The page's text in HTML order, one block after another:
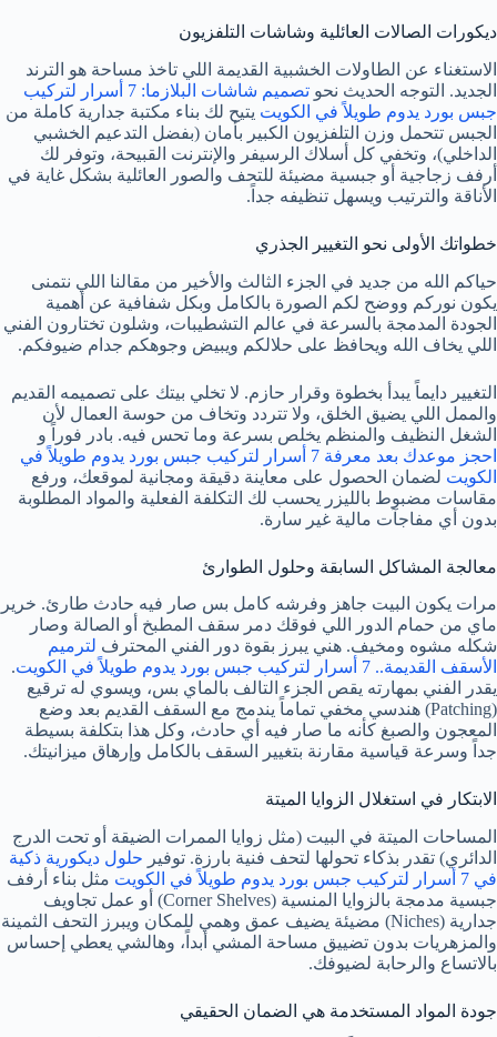
ديكورات الصالات العائلية وشاشات التلفزيون
الاستغناء عن الطاولات الخشبية القديمة اللي تاخذ مساحة هو الترند
الجديد. التوجه الحديث نحو
تصميم شاشات البلازما: 7 أسرار لتركيب
جبس بورد يدوم طويلاً في الكويت يتيح لك بناء مكتبة جدارية كاملة من
الجبس تتحمل وزن التلفزيون الكبير بأمان (بفضل التدعيم الخشبي
الداخلي)، وتخفي كل أسلاك الرسيفر والإنترنت القبيحة، وتوفر لك
أرفف زجاجية أو جبسية مضيئة للتحف والصور العائلية بشكل غاية في
الأناقة والترتيب ويسهل تنظيفه جداً.
خطواتك الأولى نحو التغيير الجذري
حياكم الله من جديد في الجزء الثالث والأخير من مقالنا اللي نتمنى
يكون نوركم ووضح لكم الصورة بالكامل وبكل شفافية عن أهمية
الجودة المدمجة بالسرعة في عالم التشطيبات، وشلون تختارون الفني
اللي يخاف الله ويحافظ على حلالكم ويبيض وجوهكم جدام ضيوفكم.
التغيير دايماً يبدأ بخطوة وقرار حازم. لا تخلي بيتك على تصميمه القديم
والممل اللي يضيق الخلق، ولا تتردد وتخاف من حوسة العمال لأن
الشغل النظيف والمنظم يخلص بسرعة وما تحس فيه. بادر فوراً و
احجز موعدك بعد معرفة 7 أسرار لتركيب جبس بورد يدوم طويلاً في
الكويت لضمان الحصول على معاينة دقيقة ومجانية لموقعك، ورفع
مقاسات مضبوط بالليزر يحسب لك التكلفة الفعلية والمواد المطلوبة
بدون أي مفاجآت مالية غير سارة.
معالجة المشاكل السابقة وحلول الطوارئ
مرات يكون البيت جاهز وفرشه كامل بس صار فيه حادث طارئ. خرير
ماي من حمام الدور اللي فوقك دمر سقف المطبخ أو الصالة وصار
شكله مشوه ومخيف. هني يبرز بقوة دور الفني المحترف لترميم
الأسقف القديمة.. 7 أسرار لتركيب جبس بورد يدوم طويلاً في الكويت
.
يقدر الفني بمهارته يقص الجزء التالف بالماي بس، ويسوي له ترقيع
(Patching) هندسي مخفي تماماً يندمج مع السقف القديم بعد وضع
المعجون والصبغ كأنه ما صار فيه أي حادث، وكل هذا بتكلفة بسيطة
جداً وسرعة قياسية مقارنة بتغيير السقف بالكامل وإرهاق ميزانيتك.
الابتكار في استغلال الزوايا الميتة
المساحات الميتة في البيت (مثل زوايا الممرات الضيقة أو تحت الدرج
الدائري) تقدر بذكاء تحولها لتحف فنية بارزة. توفير حلول ديكورية ذكية
في 7 أسرار لتركيب جبس بورد يدوم طويلاً في الكويت
مثل بناء أرفف
جبسية مدمجة بالزوايا المنسية (Corner Shelves) أو عمل تجاويف
جدارية (Niches) مضيئة يضيف عمق وهمي للمكان ويبرز التحف الثمينة
والمزهريات بدون تضييق مساحة المشي أبداً، وهالشي يعطي إحساس
بالاتساع والرحابة لضيوفك.
جودة المواد المستخدمة هي الضمان الحقيقي